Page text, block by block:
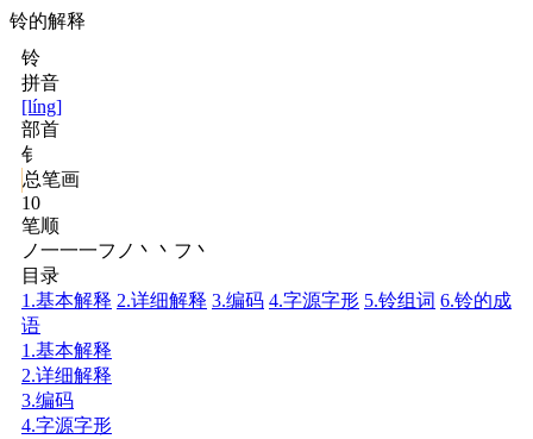
铃的解释
铃
拼音
[líng]
部首
钅
总笔画
10
笔顺
ノ一一一フノ丶丶フ丶
目录
1.基本解释 2.详细解释 3.编码 4.字源字形 5.铃组词 6.铃的成
语
1.基本解释
2.详细解释
3.编码
4.字源字形